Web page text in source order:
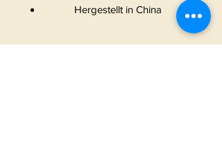
Hergestellt in China